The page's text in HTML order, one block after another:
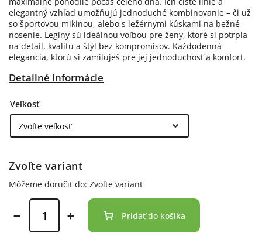
elegantný vzhľad umožňujú jednoduché kombinovanie – či už
so športovou mikinou, alebo s ležérnymi kúskami na bežné
nosenie. Legíny sú ideálnou voľbou pre ženy, ktoré si potrpia
na detail, kvalitu a štýl bez kompromisov. Každodenná
elegancia, ktorú si zamiluješ pre jej jednoduchosť a komfort.
Detailné informácie
Veľkosť
Zvoľte variant
Môžeme doručiť do: Zvoľte variant
Pridať do košíka